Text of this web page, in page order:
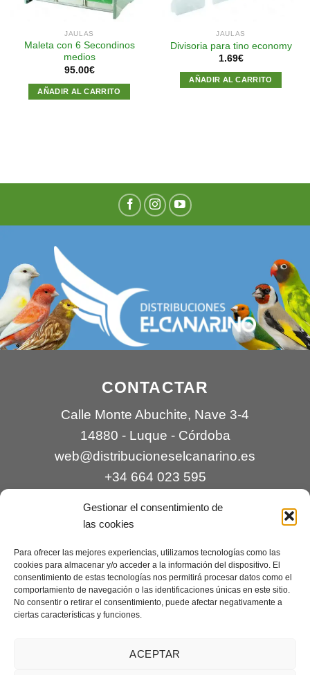
Gestionar el consentimiento de
las cookies
Para ofrecer las mejores experiencias, utilizamos tecnologías como las
cookies para almacenar y/o acceder a la información del dispositivo. El
consentimiento de estas tecnologías nos permitirá procesar datos como el
comportamiento de navegación o las identificaciones únicas en este sitio.
No consentir o retirar el consentimiento, puede afectar negativamente a
ciertas características y funciones.
ACEPTAR
JAULAS
Maleta con 6 Secondinos
medios
95.00€
AÑADIR AL CARRITO
JAULAS
Divisoria para tino economy
1.69€
AÑADIR AL CARRITO
CONTACTAR
Calle Monte Abuchite, Nave 3-4
14880 - Luque - Córdoba
web@distribucioneselcanarino.es
+34 664 023 595
Contacto|Incidencias|Devoluciones |
Condiciones generales
Mantenimiento web a cargo deCreaciones Digitales – mantenimiento web